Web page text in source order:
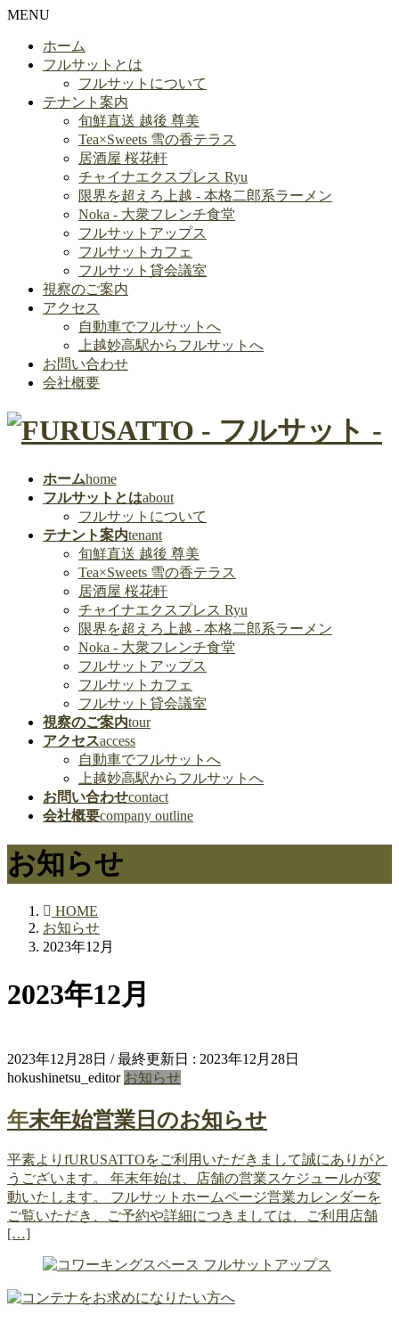
MENU
ホーム
フルサットとは
フルサットについて
テナント案内
旬鮮直送 越後 尊美
Tea×Sweets 雪の香テラス
居酒屋 桜花軒
チャイナエクスプレス Ryu
限界を超えろ上越 - 本格二郎系ラーメン
Noka - 大衆フレンチ食堂
フルサットアップス
フルサットカフェ
フルサット貸会議室
視察のご案内
アクセス
自動車でフルサットへ
上越妙高駅からフルサットへ
お問い合わせ
会社概要
ホームhome
フルサットとはabout
フルサットについて
テナント案内tenant
旬鮮直送 越後 尊美
Tea×Sweets 雪の香テラス
居酒屋 桜花軒
チャイナエクスプレス Ryu
限界を超えろ上越 - 本格二郎系ラーメン
Noka - 大衆フレンチ食堂
フルサットアップス
フルサットカフェ
フルサット貸会議室
視察のご案内tour
アクセスaccess
自動車でフルサットへ
上越妙高駅からフルサットへ
お問い合わせcontact
会社概要company outline
お知らせ
HOME
お知らせ
2023年12月
2023年12月
2023年12月28日 / 最終更新日 : 2023年12月28日
hokushinetsu_editor お知らせ
年末年始営業日のお知らせ
平素よりfURUSATTOをご利用いただきまして誠にありがと
うございます。 年末年始は、店舗の営業スケジュールが変
動いたします。 フルサットホームページ営業カレンダーを
ご覧いただき、ご予約や詳細につきましては、ご利用店舗
[…]